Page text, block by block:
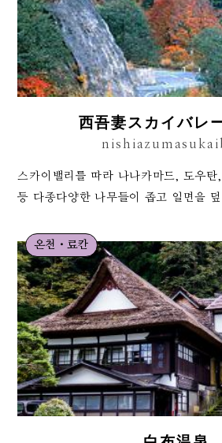
西吾妻スカイバレ
스카이밸리를 따라 나나카마드, 도우
등 다종다양한 나무들이 좁고 일면을
온천・료칸